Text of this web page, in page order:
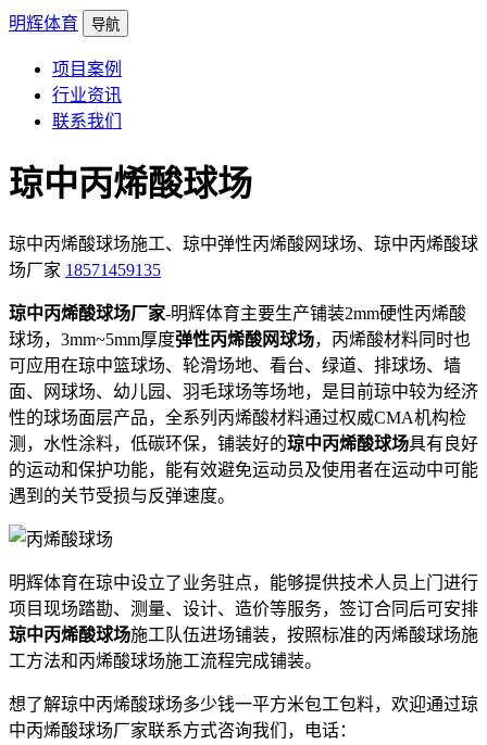
明辉体育 导航
项目案例
行业资讯
联系我们
琼中丙烯酸球场
琼中丙烯酸球场施工、琼中弹性丙烯酸网球场、琼中丙烯酸球
场厂家 18571459135
琼中丙烯酸球场厂家-明辉体育主要生产铺装2mm硬性丙烯酸
球场，3mm~5mm厚度弹性丙烯酸网球场，丙烯酸材料同时也
可应用在琼中篮球场、轮滑场地、看台、绿道、排球场、墙
面、网球场、幼儿园、羽毛球场等场地，是目前琼中较为经济
性的球场面层产品，全系列丙烯酸材料通过权威CMA机构检
测，水性涂料，低碳环保，铺装好的琼中丙烯酸球场具有良好
的运动和保护功能，能有效避免运动员及使用者在运动中可能
遇到的关节受损与反弹速度。
明辉体育在琼中设立了业务驻点，能够提供技术人员上门进行
项目现场踏勘、测量、设计、造价等服务，签订合同后可安排
琼中丙烯酸球场施工队伍进场铺装，按照标准的丙烯酸球场施
工方法和丙烯酸球场施工流程完成铺装。
想了解琼中丙烯酸球场多少钱一平方米包工包料，欢迎通过琼
中丙烯酸球场厂家联系方式咨询我们，电话：